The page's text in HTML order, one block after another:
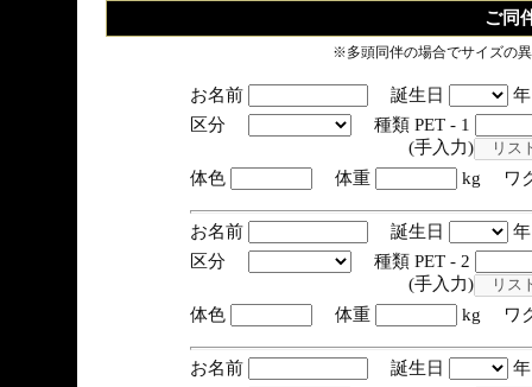
ご同
※多頭同伴の場合でサイズの
お名前 誕生日
区分
種類 PET - 1
(手入力)
体色
体重 kg ワ
お名前 誕生日
区分
種類 PET - 2
(手入力)
体色
体重 kg ワ
お名前 誕生日